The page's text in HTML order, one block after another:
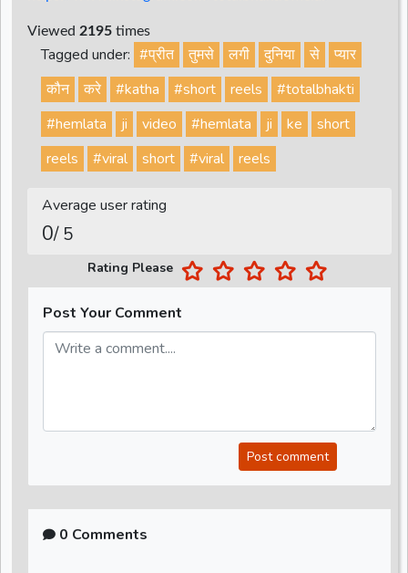
Viewed 2195 times
Tagged under: #प्रीत तुमसे लगी दुनिया से
प्यार
कौन
करे #katha #short reels
#totalbhakti
#hemlata
ji video #hemlata ji ke
short
reels
#viral short #viral reels
Average user rating
0/ 5
Rating Please
Post Your Comment
Post comment
0 Comments